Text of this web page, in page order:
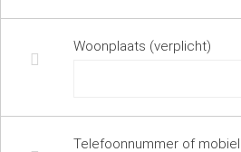
Woonplaats (verplicht)
Telefoonnummer of